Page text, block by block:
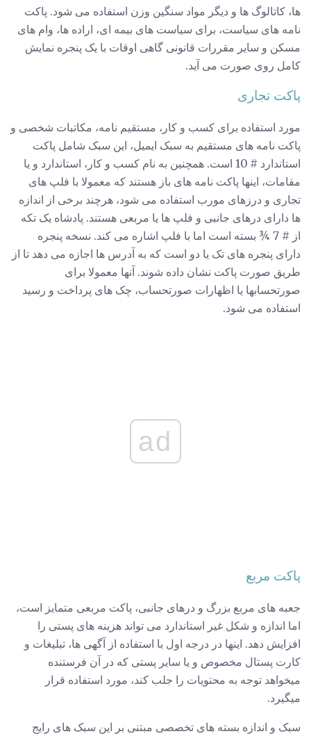
ها، کاتالوگ ها و دیگر مواد سنگین وزن استفاده می شود. پاکت
نامه های سیاست، برای سیاست های بیمه ای، اراده ها، وام های
مسکن و سایر مقررات قانونی گاهی اوقات با یک پنجره نمایش
کامل روی صورت می آید.
پاکت تجاری
مورد استفاده برای کسب و کار، مستقیم نامه، مکاتبات شخصی و
پاکت نامه های مستقیم به سبک ایمیل، این سبک شامل پاکت
استاندارد # 10 است. همچنین به نام کسب و کار، استاندارد و یا
مقامات، اینها پاکت نامه های باز هستند که معمولا با فلپ های
تجاری و درزهای مورب استفاده می شود، هرچند برخی از اندازه
ها دارای درهای جانبی و فلپ ها یا مربعی هستند. پادشاه یک تکه
از # 7 ¾ بسته است اما با فلپ اشاره می کند. نسخه پنجره
دارای پنجره های تک یا دو است که به آدرس ها اجازه می دهد تا از
طریق صورت پاکت نشان داده شوند. آنها معمولا برای
صورتحسابها یا اظهارات صورتحساب، چک های پرداخت و رسید
استفاده می شود.
ad
پاکت مربع
جعبه های مربع بزرگ و درهای جانبی، پاکت مربعی متمایز است،
اما اندازه و شکل غیر استاندارد می تواند هزینه های پستی را
افزایش دهد. اینها در درجه اول با استفاده از آگهی ها، تبلیغات و
کارت پستال مخصوص و یا سایر پستی که در آن فرستنده
میخواهد توجه به محتویات را جلب کند، مورد استفاده قرار
میگیرد.
سبک و اندازه بسته های تخصصی مبتنی بر این سبک های رایج